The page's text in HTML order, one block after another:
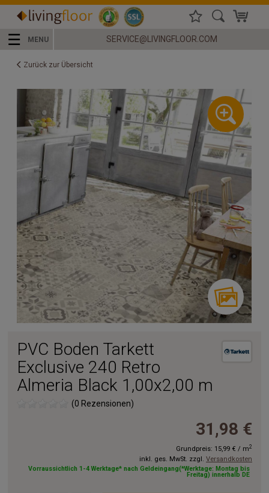
☰ MENU SERVICE@LIVINGFLOOR.COM
Zurück zur Übersicht
PVC Boden Tarkett
Exclusive 240 Retro
Almeria Black 1,00x2,00 m
(0 Rezensionen)
31,98 €
Grundpreis: 15,99 € / m2
inkl. ges. MwSt. zzgl. Versandkosten
Vorraussichtlich 1-4 Werktage* nach Geldeingang(*Werktage: Montag bis
Freitag) innerhalb DE